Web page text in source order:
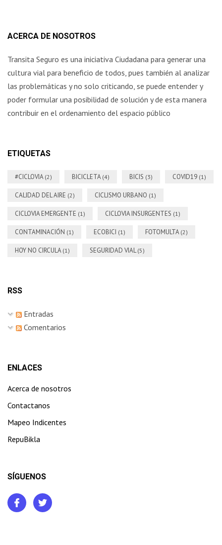
ACERCA DE NOSOTROS
Transita Seguro es una iniciativa Ciudadana para generar una
cultura vial para beneficio de todos, pues también al analizar
las problemáticas y no solo criticando, se puede entender y
poder formular una posibilidad de solución y de esta manera
contribuir en el ordenamiento del espacio público
ETIQUETAS
#CICLOVIA (2) BICICLETA (4) BICIS (3) COVID19 (1)
CALIDAD DEL AIRE (2) CICLISMO URBANO (1)
CICLOVIA EMERGENTE (1) CICLOVIA INSURGENTES (1)
CONTAMINACIÓN (1) ECOBICI (1) FOTOMULTA (2)
HOY NO CIRCULA (1) SEGURIDAD VIAL(5)
RSS
Entradas
Comentarios
ENLACES
Acerca de nosotros
Contactanos
Mapeo Indicentes
RepuBikla
SÍGUENOS